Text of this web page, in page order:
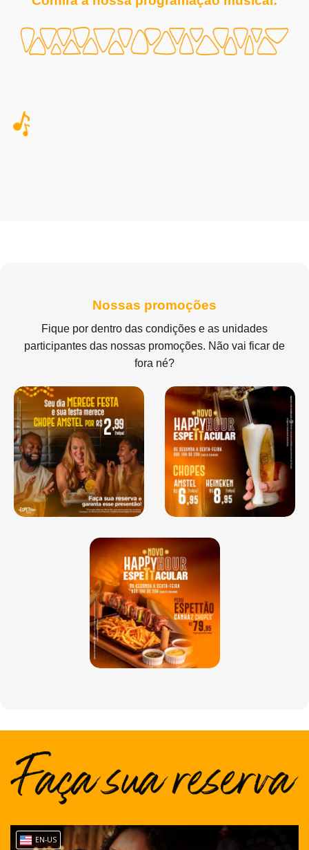
Nossas promoções
Fique por dentro das condições e as unidades
participantes das nossas promoções. Não vai ficar de
fora né?